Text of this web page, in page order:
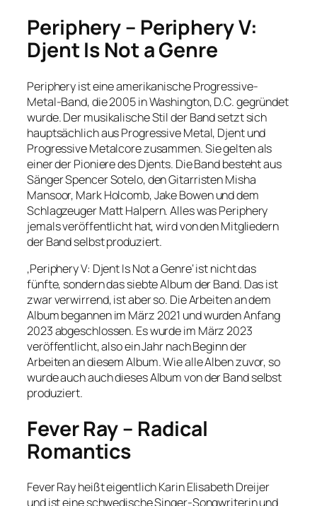
Periphery – Periphery V:
Djent Is Not a Genre
Periphery ist eine amerikanische Progressive-
Metal-Band, die 2005 in Washington, D.C. gegründet
wurde. Der musikalische Stil der Band setzt sich
hauptsächlich aus Progressive Metal, Djent und
Progressive Metalcore zusammen. Sie gelten als
einer der Pioniere des Djents. Die Band besteht aus
Sänger Spencer Sotelo, den Gitarristen Misha
Mansoor, Mark Holcomb, Jake Bowen und dem
Schlagzeuger Matt Halpern. Alles was Periphery
jemals veröffentlicht hat, wird von den Mitgliedern
der Band selbst produziert.
‚Periphery V: Djent Is Not a Genre‘ ist nicht das
fünfte, sondern das siebte Album der Band. Das ist
zwar verwirrend, ist aber so. Die Arbeiten an dem
Album begannen im März 2021 und wurden Anfang
2023 abgeschlossen. Es wurde im März 2023
veröffentlicht, also ein Jahr nach Beginn der
Arbeiten an diesem Album. Wie alle Alben zuvor, so
wurde auch auch dieses Album von der Band selbst
produziert.
Fever Ray – Radical
Romantics
Fever Ray heißt eigentlich Karin Elisabeth Dreijer
und ist eine schwedische Singer-Songwriterin und